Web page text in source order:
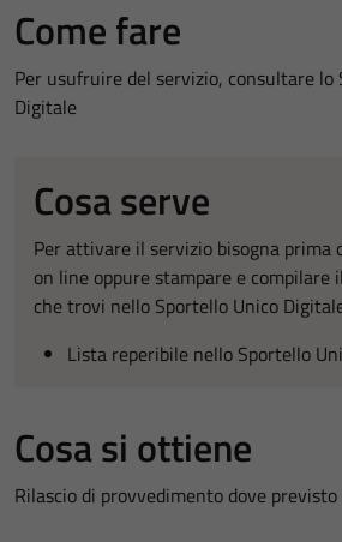
Come fare
Per usufruire del servizio, consultare lo
Digitale
Cosa serve
Per attivare il servizio bisogna prima
on line oppure stampare e compilare
che trovi nello Sportello Unico
Lista reperibile nello Sportello
Cosa si ottiene
Rilascio di provvedimento dove